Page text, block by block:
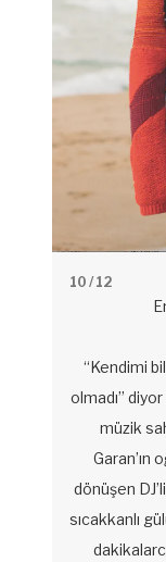
10 / 12
“Kendimi
olmadı”
müzik
Garan’ın
dönüşen
sıcakkanlı